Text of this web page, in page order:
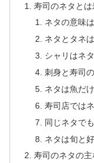
寿司のネタと
ネタの意味
ネタとタネ
シャリはネ
刺身と寿司
ネタは魚だ
寿司店では
同じネタで
ネタは旬と
寿司のネタの